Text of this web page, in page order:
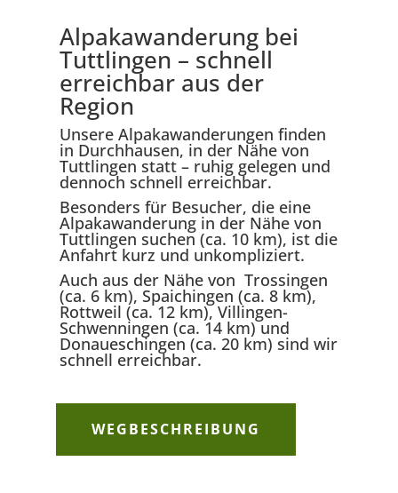
Alpakawanderung bei
Tuttlingen – schnell
erreichbar aus der
Region
Unsere Alpakawanderungen finden
in Durchhausen, in der Nähe von
Tuttlingen statt – ruhig gelegen und
dennoch schnell erreichbar.
Besonders für Besucher, die eine
Alpakawanderung in der Nähe von
Tuttlingen suchen (ca. 10 km), ist die
Anfahrt kurz und unkompliziert.
Auch aus der Nähe von Trossingen
(ca. 6 km), Spaichingen (ca. 8 km),
Rottweil (ca. 12 km), Villingen-
Schwenningen (ca. 14 km) und
Donaueschingen (ca. 20 km) sind wir
schnell erreichbar.
WEGBESCHREIBUNG